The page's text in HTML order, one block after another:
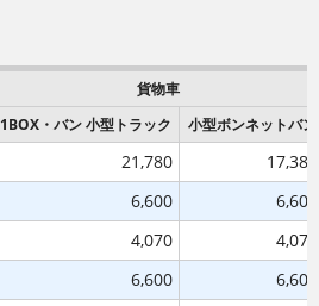
貨物車
1BOX・バン 小型トラック
小型ボンネットバン
21,780 17,380
6,600 6,600
4,070 4,070
6,600
6,600